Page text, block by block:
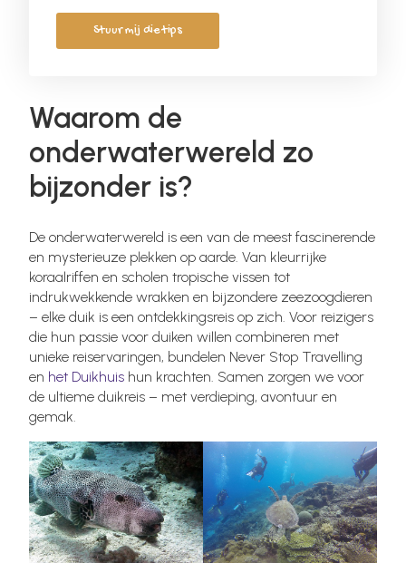
Stuur mij die tips
Waarom de
onderwaterwereld zo
bijzonder is?
De onderwaterwereld is een van de meest fascinerende
en mysterieuze plekken op aarde. Van kleurrijke
koraalriffen en scholen tropische vissen tot
indrukwekkende wrakken en bijzondere zeezoogdieren
– elke duik is een ontdekkingsreis op zich. Voor reizigers
die hun passie voor duiken willen combineren met
unieke reiservaringen, bundelen Never Stop Travelling
en het Duikhuis hun krachten. Samen zorgen we voor
de ultieme duikreis – met verdieping, avontuur en
gemak.